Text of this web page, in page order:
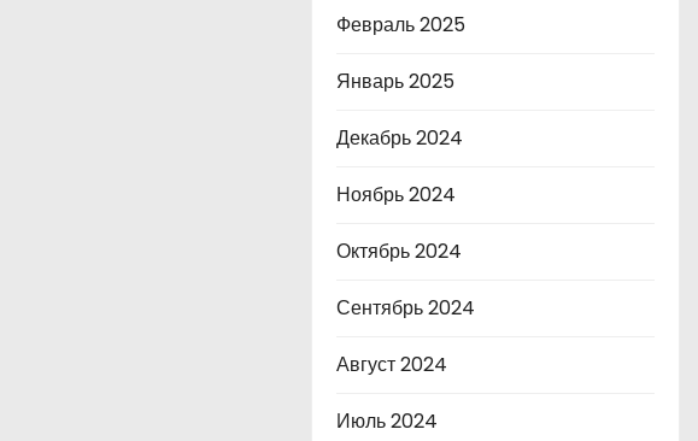
Февраль 2025
Январь 2025
Декабрь 2024
Ноябрь 2024
Октябрь 2024
Сентябрь 2024
Август 2024
Июль 2024